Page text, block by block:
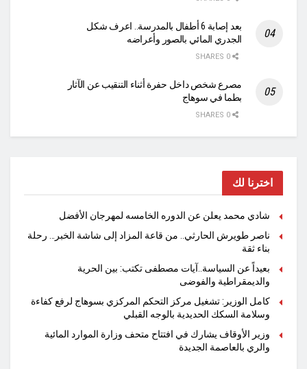
بعد إصابة 6 أطفال بالمدرسة.. اعرف شكل
الجدري المائي بالصور وأعراضه
مصرع شخص داخل حفرة أثناء التنقيب عن الآثار
بطما في سوهاج
اخترنا لك
شادي محمد يعلن عن الدوره الخامسه لمهرجان الأفضل
ناصر طويرش الحارثي.. من قاعة المزاد إلى شاشة الخبر… رحلة
بناء ثقة
بعيداً عن السياسة..آيات مصطفى تكتب: بين الحرية
والديمقراطية والفوضى
كامل الوزير: تشغيل مركز التحكم المركزي بسوهاج لرفع كفاءة
وسلامة السكك الحديدية بالوجه القبلي
وزير الأوقاف يشارك في افتتاح متحف وزارة الموارد المائية
والري بالعاصمة الجديدة